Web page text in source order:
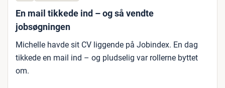
En mail tikkede ind – og så vendte
jobsøgningen
Michelle havde sit CV liggende på Jobindex. En dag
tikkede en mail ind – og pludselig var rollerne byttet
om.